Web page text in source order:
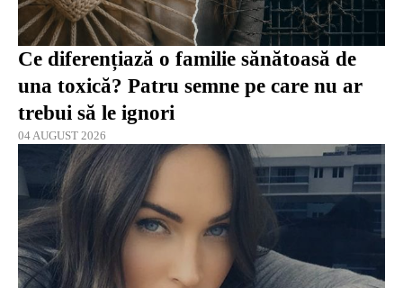
Ce diferențiază o familie sănătoasă de
una toxică? Patru semne pe care nu ar
trebui să le ignori
04 AUGUST 2026